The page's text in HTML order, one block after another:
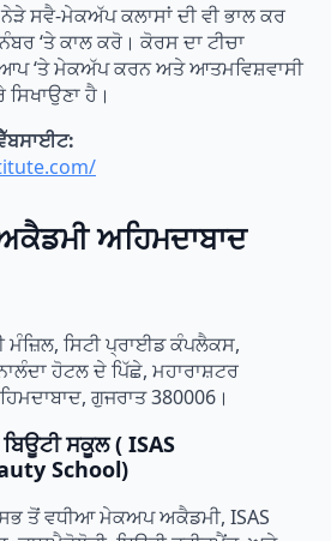
ਸਵੈ-ਮੇਕਅੱਪ ਕਲਾਸਾਂ ਦੀ ਵੀ ਭਾਲ ਕਰ
‘ਤੇ ਕਾਲ ਕਰੋ। ਕੋਰਸ ਦਾ ਟੀਚਾ
‘ਤੇ ਮੇਕਅੱਪ ਕਰਨ ਅਤੇ ਆਤਮਵਿਸ਼ਵਾਸੀ
ਹੈ।
ਅਹਿਮਦਾਬਾਦ
ਮੰਜ਼ਿਲ, ਸਿਟੀ ਪ੍ਰਾਈਡ ਕੰਪਲੈਕਸ,
ਹੋਟਲ ਦੇ ਪਿੱਛੇ, ਮਹਾਰਾਸ਼ਟਰ
ਗੁਜਰਾਤ 380006।
ਸਕੂਲ ( ISAS
School)
ਸਭ ਤੋਂ ਵਧੀਆ ਮੇਕਅਪ ਅਕੈਡਮੀ, ISAS